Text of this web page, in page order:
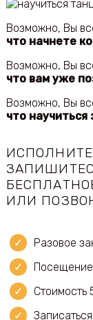
Возможно, Вы
что начнете
Возможно, Вы
что вам уже
Возможно, Вы
что
ИЛИ
Разовое
Посещение
Стоимость
Записаться